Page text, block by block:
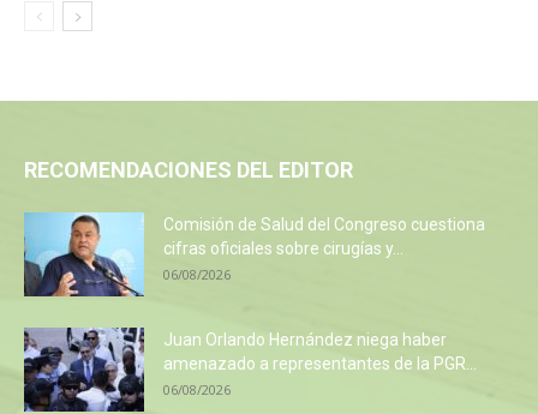
RECOMENDACIONES DEL EDITOR
Comisión de Salud del Congreso cuestiona
cifras oficiales sobre cirugías y...
06/08/2026
Juan Orlando Hernández niega haber
amenazado a representantes de la PGR...
06/08/2026